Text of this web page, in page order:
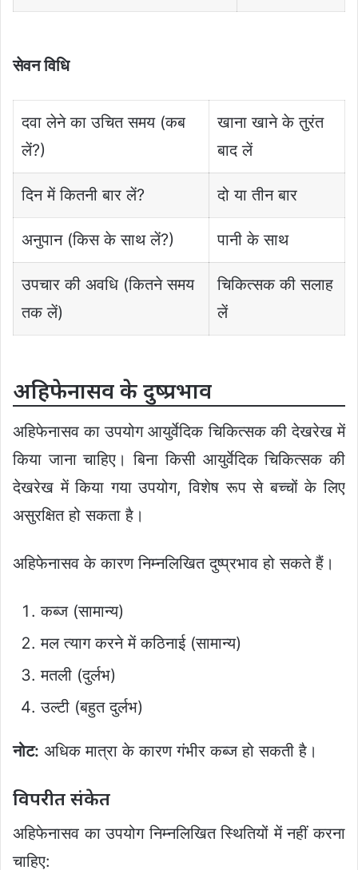
सेवन विधि
दवा लेने का उचित समय (कब
लें?)
खाना खाने के तुरंत
बाद लें
दिन में कितनी बार लें? दो या तीन बार
अनुपान (किस के साथ लें?) पानी के साथ
उपचार की अवधि (कितने समय
तक लें)
चिकित्सक की सलाह
लें
अहिफेनासव के दुष्प्रभाव
अहिफेनासव का उपयोग आयुर्वेदिक चिकित्सक की देखरेख में
किया जाना चाहिए। बिना किसी आयुर्वेदिक चिकित्सक की
देखरेख में किया गया उपयोग, विशेष रूप से बच्चों के लिए
असुरक्षित हो सकता है।
अहिफेनासव के कारण निम्नलिखित दुष्प्रभाव हो सकते हैं।
कब्ज (सामान्य)
मल त्याग करने में कठिनाई (सामान्य)
मतली (दुर्लभ)
उल्टी (बहुत दुर्लभ)
नोट: अधिक मात्रा के कारण गंभीर कब्ज हो सकती है।
विपरीत संकेत
अहिफेनासव का उपयोग निम्नलिखित स्थितियों में नहीं करना
चाहिए: